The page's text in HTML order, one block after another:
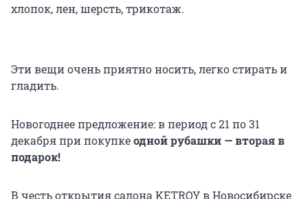
хлопок, лен, шерсть, трикотаж.
Эти вещи очень приятно носить, легко стирать и
гладить.
Новогоднее предложение: в период с 21 по 31
декабря при покупкеодной рубашки — вторая в
подарок!
В честь открытия салона KETROY в Новосибирске